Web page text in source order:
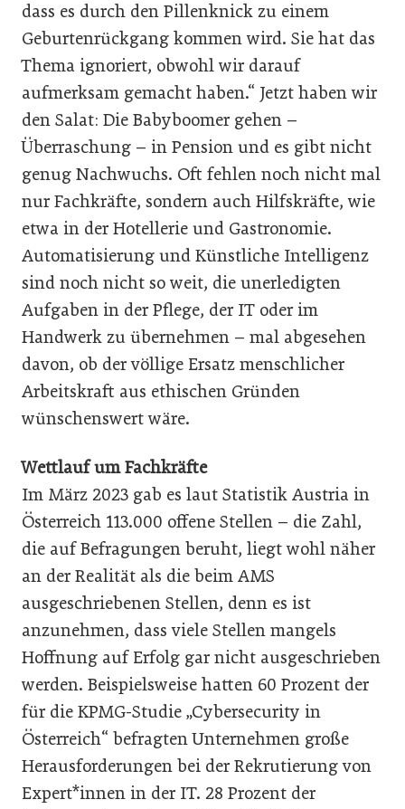
dass es durch den Pillenknick zu einem
Geburtenrückgang kommen wird. Sie hat das
Thema ignoriert, obwohl wir darauf
aufmerksam gemacht haben.“ Jetzt haben wir
den Salat: Die Babyboomer gehen –
Überraschung – in Pension und es gibt nicht
genug Nachwuchs. Oft fehlen noch nicht mal
nur Fachkräfte, sondern auch Hilfskräfte, wie
etwa in der Hotellerie und Gastronomie.
Automatisierung und Künstliche Intelligenz
sind noch nicht so weit, die unerledigten
Aufgaben in der Pflege, der IT oder im
Handwerk zu übernehmen – mal abgesehen
davon, ob der völlige Ersatz menschlicher
Arbeitskraft aus ethischen Gründen
wünschenswert wäre.
Wettlauf um Fachkräfte
Im März 2023 gab es laut Statistik Austria in
Österreich 113.000 offene Stellen – die Zahl,
die auf Befragungen beruht, liegt wohl näher
an der Realität als die beim AMS
ausgeschriebenen Stellen, denn es ist
anzunehmen, dass viele Stellen mangels
Hoffnung auf Erfolg gar nicht ausgeschrieben
werden. Beispielsweise hatten 60 Prozent der
für die KPMG-Studie „Cybersecurity in
Österreich“ befragten Unternehmen große
Herausforderungen bei der Rekrutierung von
Expert*innen in der IT. 28 Prozent der